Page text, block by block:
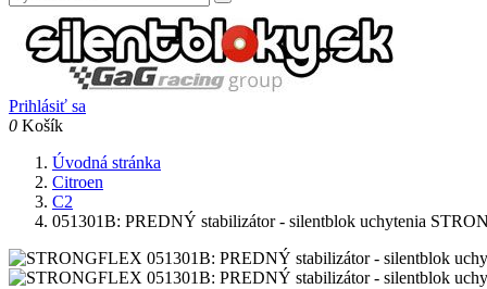
Prihlásiť sa
0 Košík
Úvodná stránka
Citroen
C2
051301B: PREDNÝ stabilizátor - silentblok uchytenia